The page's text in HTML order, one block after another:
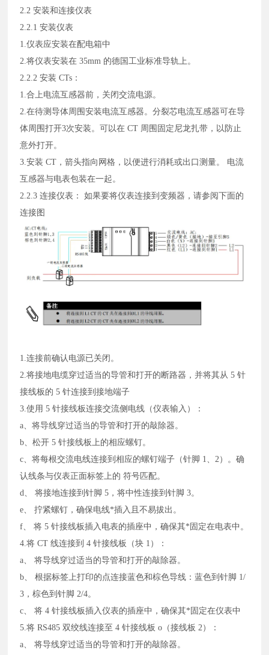
2.2 安装和连接仪表
2.2.1 安装仪表
1.仪表应安装在配电箱中
2.将仪表安装在 35mm 的德国工业标准导轨上。
2.2.2 安装 CTs：
1.合上电流互感器前，关闭交流电源。
2.在待测导体周围安装电流互感器。分裂芯电流互感器可在导
体周围打开3次安装。可以在 CT 周围固定尼龙扎带，以防止
意外打开。
3.安装 CT，箭头指向网格，以便进行消耗或出口测量。 电流
互感器与电表包装在一起。
2.2.3 连接仪表：如果要将仪表连接到变频器，请参阅下面的
连接图
1.连接前确认电源已关闭。
2.将接地电缆穿过适当的导管和打开的断路器，并将其从 5 针
接线板的 5 针连接到接地端子
3.使用 5 针接线板连接交流侧电线（仪表输入）：
a、将导线穿过适当的导管和打开的敲除器。
b、松开 5 针接线板上的相应螺钉。
c、将每根交流电线连接到相应的螺钉端子（针脚 1、2）。确
认线条与仪表正面标签上的符号匹配。
d、 将接地连接到针脚 5，将中性连接到针脚 3。
e、 拧紧螺钉，确保电线*插入且不易拔出。
f、 将 5 针接线板插入电表的插座中，确保其*固定在电表中。
4.将 CT 线连接到 4 针接线板（块 1）：
a、 将导线穿过适当的导管和打开的敲除器。
b、 根据标签上打印的点连接蓝色和棕色导线：蓝色到针脚 1/
3，棕色到针脚 2/4。
c、 将 4 针接线板插入仪表的插座中，确保其*固定在仪表中
5.将 RS485 双绞线连接至 4 针接线板 o（接线板 2）：
a、 将导线穿过适当的导管和打开的敲除器。